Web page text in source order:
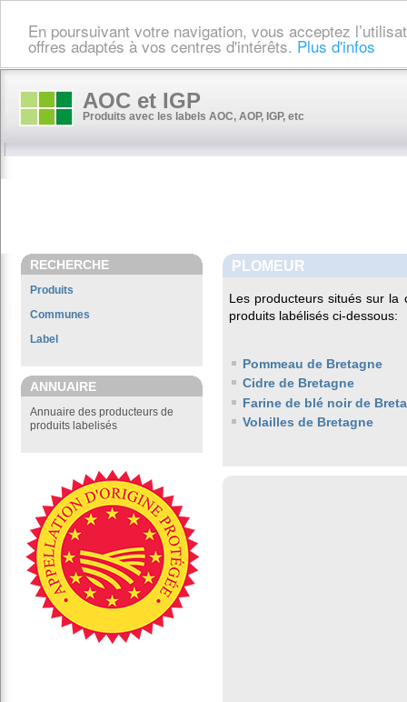
En poursuivant votre navigation, vous acceptez
offres adaptés à vos centres d'intérêts. Plus d'infos
AOC et IGP
Produits avec les labels AOC, AOP, IGP, etc
RECHERCHE
Produits
Communes
Label
ANNUAIRE
Annuaire des producteurs de
produits labelisés
PLOMEUR
Les producteurs situés sur la
produits labélisés ci-dessous:
Pommeau de Bretagne
Cidre de Bretagne
Farine de blé noir de
Volailles de Bretagne